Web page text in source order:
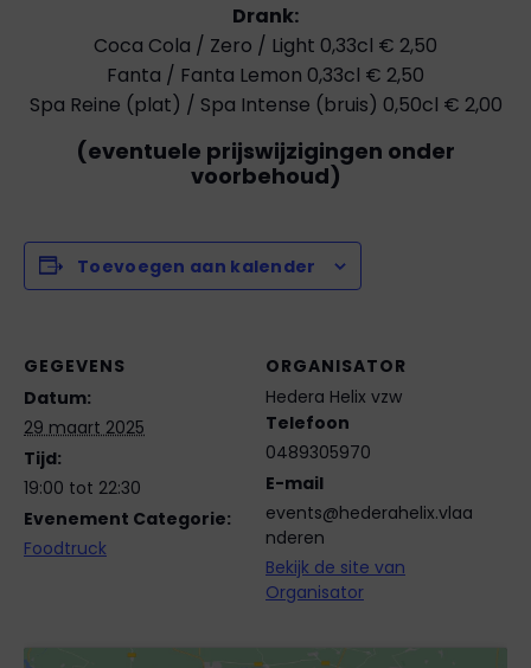
Drank:
Coca Cola / Zero / Light 0,33cl € 2,50
Fanta / Fanta Lemon 0,33cl € 2,50
Spa Reine (plat) / Spa Intense (bruis) 0,50cl € 2,00
(eventuele prijswijzigingen onder
voorbehoud)
Toevoegen aan kalender
GEGEVENS
Datum:
29 maart 2025
Tijd:
19:00 tot 22:30
Evenement Categorie:
Foodtruck
ORGANISATOR
Hedera Helix vzw
Telefoon
0489305970
E-mail
events@hederahelix.vlaa
nderen
Bekijk de site van
Organisator